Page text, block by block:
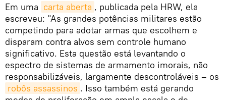
Em uma carta aberta , publicada pela HRW, ela
escreveu: "As grandes potências militares estão
competindo para adotar armas que escolhem e
disparam contra alvos sem controle humano
significativo. Esta questão está levantando o
espectro de sistemas de armamento imorais, não
responsabilizáveis, largamente descontroláveis – os
robôs assassinos . Isso também está gerando